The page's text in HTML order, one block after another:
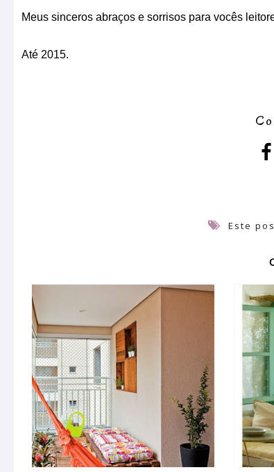
Meus sinceros abraços e sorrisos para vocês
Até 2015.
Este